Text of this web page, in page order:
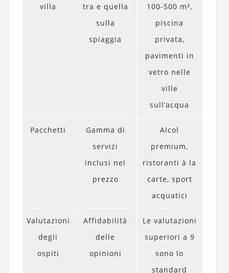
villa
tra e quella
sulla
spiaggia
100-500 m²,
piscina
privata,
pavimenti in
vetro nelle
ville
sull’acqua
Pacchetti
Gamma di
servizi
inclusi nel
prezzo
Alcol
premium,
ristoranti à la
carte, sport
acquatici
Valutazioni
degli
ospiti
Affidabilità
delle
opinioni
Le valutazioni
superiori a 9
sono lo
standard